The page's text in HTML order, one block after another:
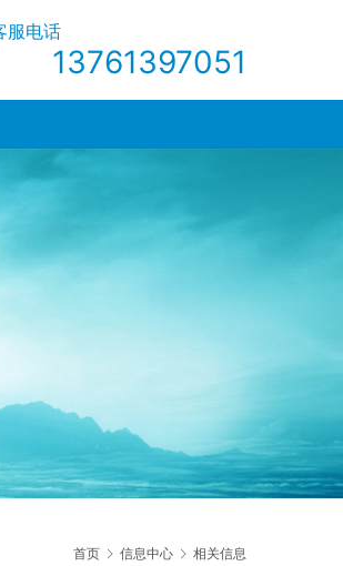
服电话
13761397051
首页 信息中心 相关信息